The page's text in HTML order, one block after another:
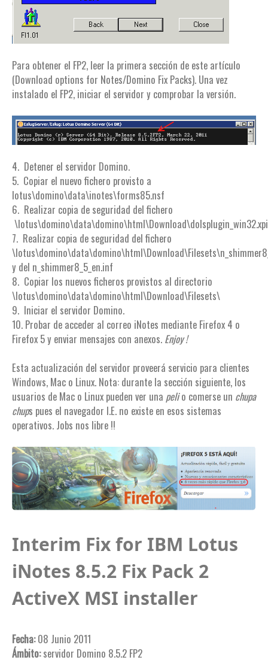
Para obtener el FP2, leer la primera sección de este artículo
(Download options for Notes/Domino Fix Packs). Una vez
instalado el FP2, iniciar el servidor y comprobar la versión.
4. Detener el servidor Domino.
5. Copiar el nuevo fichero provisto a
lotus\domino\data\inotes\forms85.nsf
6. Realizar copia de seguridad del fichero
\lotus\domino\data\domino\html\Download\dolsplugin_win32.xpi
7. Realizar copia de seguridad del fichero
y del n_shimmer8_5_en.inf
8. Copiar los nuevos ficheros provistos al directorio
\lotus\domino\data\domino\html\Download\Filesets\
9. Iniciar el servidor Domino.
10. Probar de acceder al correo iNotes mediante Firefox 4 o
Firefox 5 y enviar mensajes con anexos. Enjoy !
Esta actualización del servidor proveerá servicio para clientes
Windows, Mac o Linux. Nota: durante la sección siguiente, los
usuarios de Mac o Linux pueden ver una pelio comerse un chupa
chups pues el navegador I.E. no existe en esos sistemas
operativos. Jobs nos libre !!
Interim Fix for IBM Lotus
iNotes 8.5.2 Fix Pack 2
ActiveX MSI installer
Fecha:08 Junio 2011
Ámbito:servidor Domino 8.5.2 FP2